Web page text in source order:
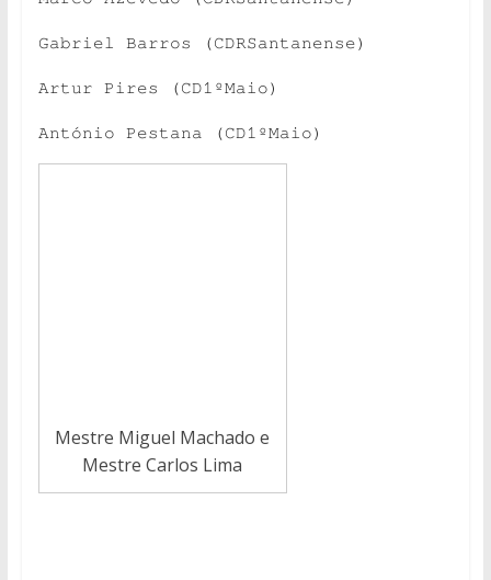
Gabriel Barros (CDRSantanense)
Artur Pires (CD1ºMaio)
António Pestana (CD1ºMaio)
Mestre Miguel Machado e
Mestre Carlos Lima